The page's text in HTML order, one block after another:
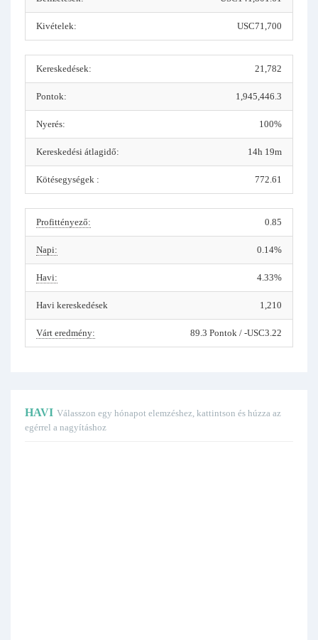
Kivételek: USC71,700
Kereskedések: 21,782
Pontok: 1,945,446.3
Nyerés: 100%
Kereskedési átlagidő: 14h 19m
Kötésegységek : 772.61
Profittényező: 0.85
Napi: 0.14%
Havi: 4.33%
Havi kereskedések 1,210
Várt eredmény: 89.3 Pontok / -USC3.22
HAVI Válasszon egy hónapot elemzéshez, kattintson és húzza az
egérrel a nagyításhoz